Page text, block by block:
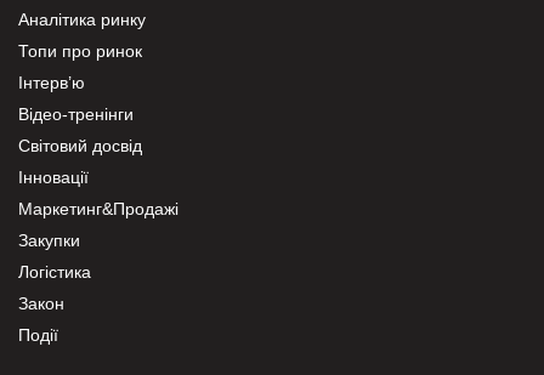
Аналітика ринку
Топи про ринок
Інтерв’ю
Відео-тренінги
Світовий досвід
Інновації
Маркетинг&Продажі
Закупки
Логістика
Закон
Події